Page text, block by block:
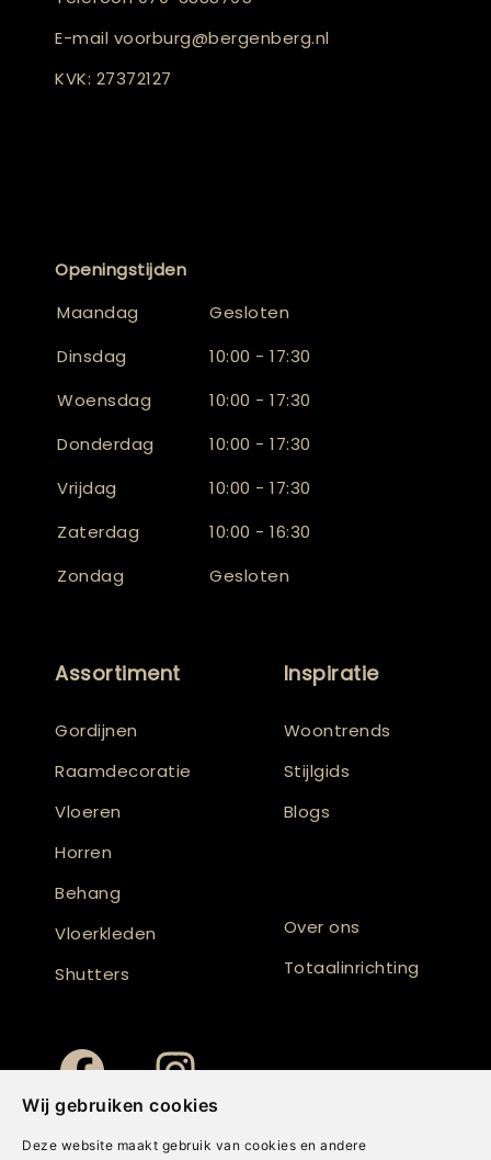
Wij gebruiken cookies
Deze website maakt gebruik van cookies en andere
E-mail voorburg@bergenberg.nl
KVK: 27372127
Openingstijden
Maandag
Gesloten
Dinsdag
10:00 - 17:30
Woensdag
10:00 - 17:30
Donderdag
10:00 - 17:30
Vrijdag
10:00 - 17:30
Zaterdag
10:00 - 16:30
Zondag
Gesloten
Assortiment
Gordijnen
Raamdecoratie
Vloeren
Horren
Behang
Vloerkleden
Shutters
Inspiratie
Woontrends
Stijlgids
Blogs
Over ons
Totaalinrichting